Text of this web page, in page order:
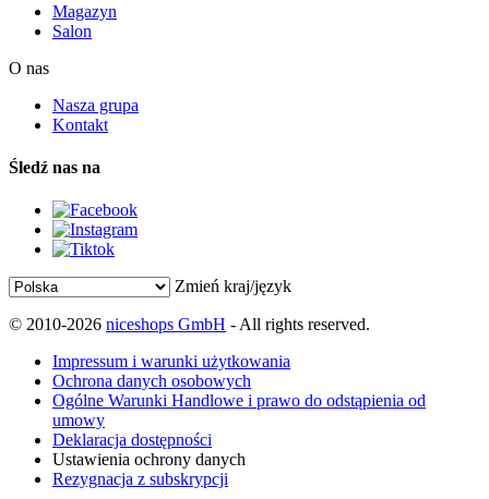
Magazyn
Salon
O nas
Nasza grupa
Kontakt
Śledź nas na
Zmień kraj/język
© 2010-2026 niceshops GmbH - All rights reserved.
Impressum i warunki użytkowania
Ochrona danych osobowych
Ogólne Warunki Handlowe i prawo do odstąpienia od
umowy
Deklaracja dostępności
Ustawienia ochrony danych
Rezygnacja z subskrypcji